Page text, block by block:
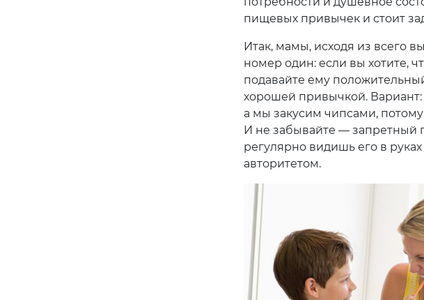
пищевых привычек и стоит
Итак, мамы, исходя из всего
номер один: если вы хотите,
подавайте ему
хорошей привычкой.
а мы закусим чипсами,
И не забывайте — запретный
регулярно видишь его в
авторитетом.